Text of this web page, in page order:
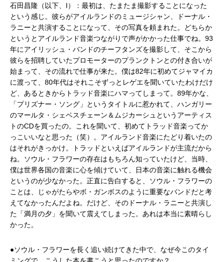
石田昌隆（以下、I）：最初は、たまたま撮影することになった
という感じ。彼らがアイルランドのミュージシャン、ドーナル・
ラニーと共演することになって、その写真を頼まれた。どちらか
というとアイルランド音楽つながりで声がかかった仕事でね。93
年にアイリッシュ・バンドのチーフタンズを撮影して、そこから
彼らを招聘していたプロモーターのプランクトンとの付き合いが
始まって、その流れで仕事が来た。僕は82年に初めてジャマイカ
に渡って、80年代はそれこそずっとレゲエを聞いていたわけだけ
ど、あるときからトラッド音楽にハマってしまって。89年かな、
「プリズナー・ソング」というタイトルに惹かれて、ハンガリー
のマールタ・シェベスチェーン＆ムジカーシュというアーティス
トのCDを買ったの。これを聞いて、初めてトラッド音楽ってか
っこいいなと思った（笑）。アイルランド音楽にたどり着いたの
はそれがきっかけ。トラッドといえばアイルランドが主流だから
ね。ソウル・フラワーの存在はもちろん知っていたけど、当時、
僕は世界各国の音楽に心を傾けていて、日本の音楽に触れる機会
というのが少なかった。正直に告白すると、ソウル・フラワーの
ことは、じゃがたらやボ・ガンボスのように重要なバンドだと考
えてなかったんだよね。だけど、そのドーナル・ラニーと共演し
た「満月の夕」を聞いて震えてしまった。あれは本当に素晴らし
かった。
●ソウル・フラワーを長く追い続けてきた中で、なぜ今このタイ